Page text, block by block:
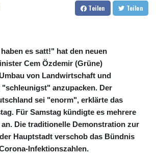
Teilen Teilen
es satt!" hat den neuen
Cem Özdemir (Grüne)
von Landwirtschaft und
anzupacken. Der
sei "enorm", erklärte das
Für Samstag kündigte es mehrere
Die traditionelle Demonstration zur
Hauptstadt verschob das Bündnis
Infektionszahlen.